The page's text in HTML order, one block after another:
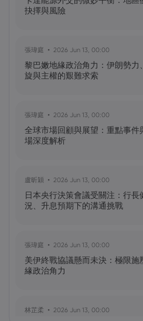
比特幣價格預測：如
幣？
Fintech 股票值得關
Holdings（NU）股票
Quantum Inc. 發生了
抉擇與風險
張瑋庭 2026 Jun 13, 00:00
黎巴嫩地緣政治角力：伊朗勢力
旋與主權的艱難求索
張瑋庭 2026 Jun 13, 00:00
全球市場回顧與展望：重點事件
場深度解析
盧昕穎 2026 Jun 13, 00:00
日本央行決策會議受關注：行長
況、升息預期下的溝通挑戰
張瑋庭 2026 Jun 13, 00:00
美伊終戰協議懸而未決：極限施
緣政治角力
林芷柔 2026 Jun 13, 00:00